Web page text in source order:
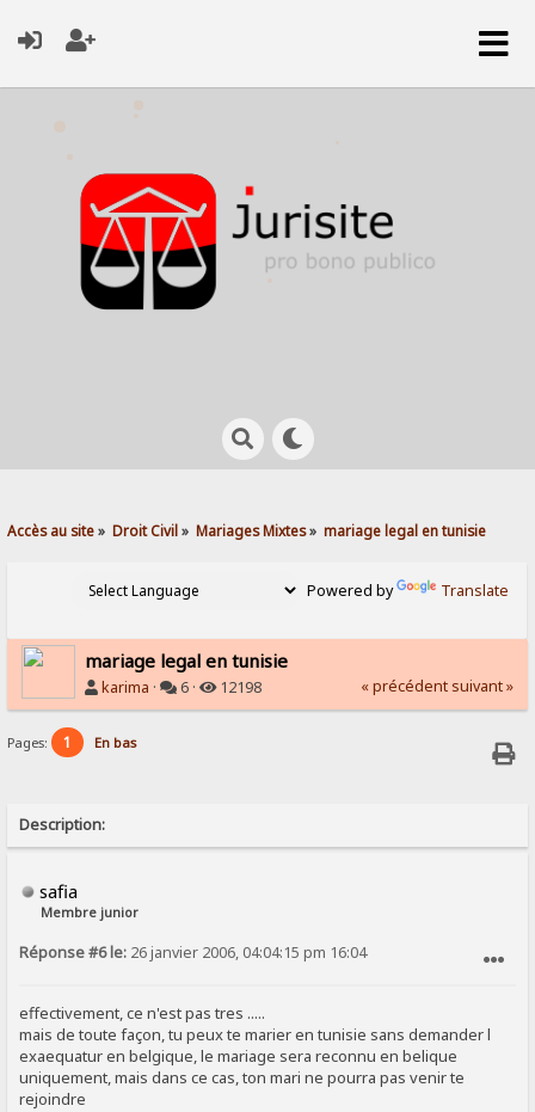
Accès au site» Droit Civil» Mariages Mixtes» mariage legal en tunisie
Powered by Translate
mariage legal en tunisie
karima · 6 · 12198 « précédent suivant »
Pages: 1 En bas
Description:
safia
Membre junior
Réponse #6 le: 26 janvier 2006, 04:04:15 pm 16:04
effectivement, ce n'est pas tres .....
mais de toute façon, tu peux te marier en tunisie sans demander l
exaequatur en belgique, le mariage sera reconnu en belique
uniquement, mais dans ce cas, ton mari ne pourra pas venir te
rejoindre